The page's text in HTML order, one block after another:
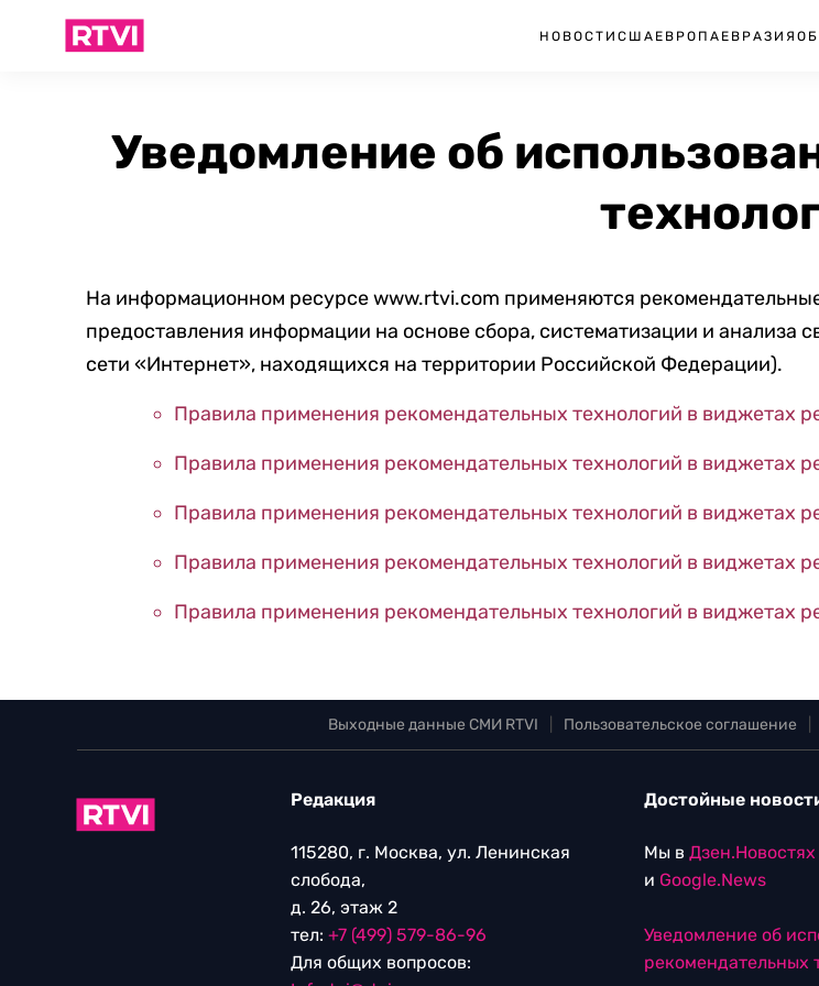
НОВОСТИ США ЕВРОПА ЕВРАЗИЯ
Уведомление об
На информационном ресурсе www.rtvi.com применяются
предоставления информации на основе сбора, систематизации и анализа
сети «Интернет», находящихся на территории Российской Федерации).
Правила применения рекомендательных технологий в виджетах
Правила применения рекомендательных технологий в виджетах
Правила применения рекомендательных технологий в виджетах
Правила применения рекомендательных технологий в виджетах
Правила применения рекомендательных технологий в виджетах
Выходные данные СМИ RTVI Пользовательское соглашение
Редакция
115280, г. Москва, ул. Ленинская
слобода,
д. 26, этаж 2
тел: +7 (499) 579-86-96
Для общих вопросов:
Достойные
Мы в Дзен.Новостях
и Google.News
Уведомление об
рекомендательных